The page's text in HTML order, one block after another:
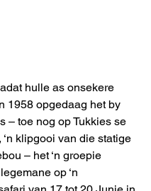
hulle as onsekere
1958 opgedaag het by
– toe nog op Tukkies se
‘n klipgooi van die statige
– het ‘n groepie
op ‘n